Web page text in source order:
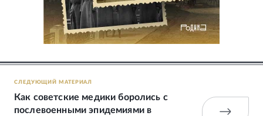
СЛЕДУЮЩИЙ МАТЕРИАЛ
Как советские медики боролись с
послевоенными эпидемиями в